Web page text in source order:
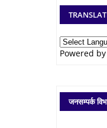
Powered by
जनसम्पर्क